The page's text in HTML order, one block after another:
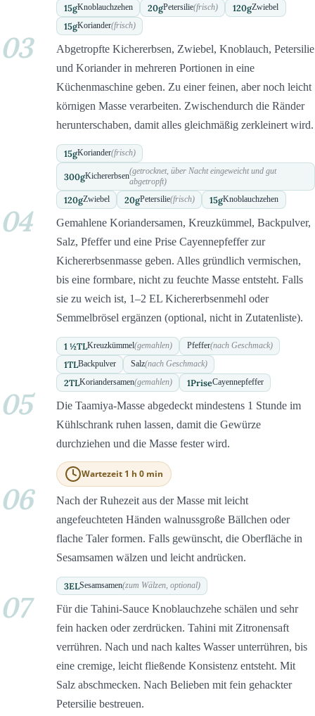
15gKnoblauchzehen 20gPetersilie(frisch) 120gZwiebel
15gKoriander(frisch)
03
Abgetropfte Kichererbsen, Zwiebel, Knoblauch, Petersilie
und Koriander in mehreren Portionen in eine
Küchenmaschine geben. Zu einer feinen, aber noch leicht
körnigen Masse verarbeiten. Zwischendurch die Ränder
herunterschaben, damit alles gleichmäßig zerkleinert wird.
15gKoriander(frisch)
300gKichererbsen
(getrocknet, über Nacht eingeweicht und gut
abgetropft)
120gZwiebel 20gPetersilie(frisch) 15gKnoblauchzehen
04
Gemahlene Koriandersamen, Kreuzkümmel, Backpulver,
Salz, Pfeffer und eine Prise Cayennepfeffer zur
Kichererbsenmasse geben. Alles gründlich vermischen,
bis eine formbare, nicht zu feuchte Masse entsteht. Falls
sie zu weich ist, 1–2 EL Kichererbsenmehl oder
Semmelbrösel ergänzen (optional, nicht in Zutatenliste).
1 ½TLKreuzkümmel(gemahlen) Pfeffer(nach Geschmack)
1TLBackpulver Salz(nach Geschmack)
2TLKoriandersamen(gemahlen) 1PriseCayennepfeffer
05
Die Taamiya-Masse abgedeckt mindestens 1 Stunde im
Kühlschrank ruhen lassen, damit die Gewürze
durchziehen und die Masse fester wird.
Wartezeit 1 h 0 min
06
Nach der Ruhezeit aus der Masse mit leicht
angefeuchteten Händen walnussgroße Bällchen oder
flache Taler formen. Falls gewünscht, die Oberfläche in
Sesamsamen wälzen und leicht andrücken.
3ELSesamsamen(zum Wälzen, optional)
07
Für die Tahini-Sauce Knoblauchzehe schälen und sehr
fein hacken oder zerdrücken. Tahini mit Zitronensaft
verrühren. Nach und nach kaltes Wasser unterrühren, bis
eine cremige, leicht fließende Konsistenz entsteht. Mit
Salz abschmecken. Nach Belieben mit fein gehackter
Petersilie bestreuen.